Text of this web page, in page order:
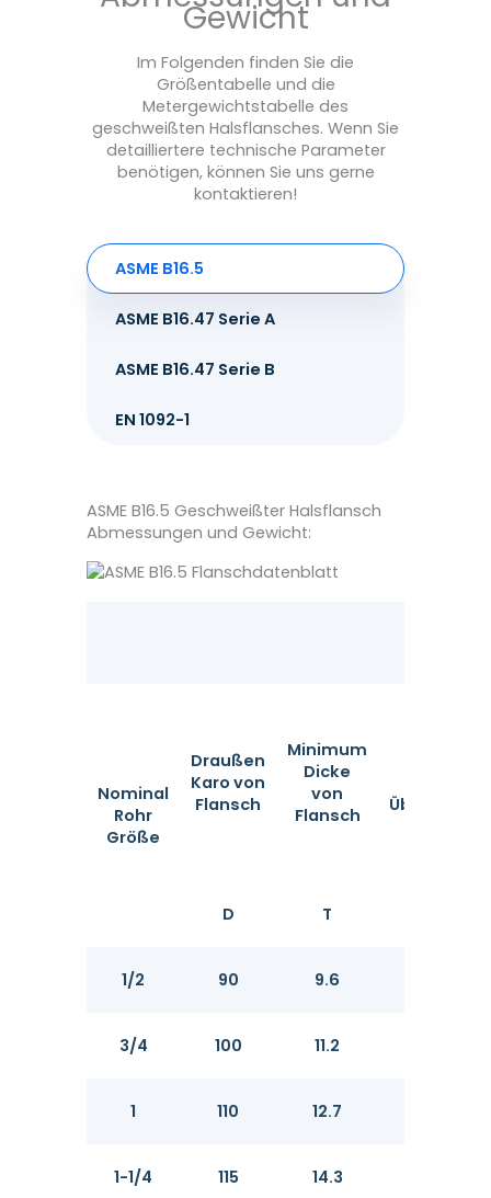
Gewicht
Im Folgenden finden Sie die
Größentabelle und die
Metergewichtstabelle des
geschweißten Halsflansches. Wenn Sie
detailliertere technische Parameter
benötigen, können Sie uns gerne
kontaktieren!
ASME B16.5
ASME B16.47 Serie A
ASME B16.47 Serie B
EN 1092-1
ASME B16.5 Geschweißter Halsflansch
Abmessungen und Gewicht:
Nominal
Rohr
Größe
Draußen
Karo von
Flansch
Minimum
Dicke
von
Flansch
D T
1/2 90 9.6
3/4 100 11.2
1 110 12.7
1-1/4 115 14.3